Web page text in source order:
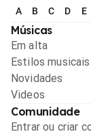
A B C D E
Músicas
Em alta
Estilos musicais
Novidades
Videos
Comunidade
Entrar ou criar